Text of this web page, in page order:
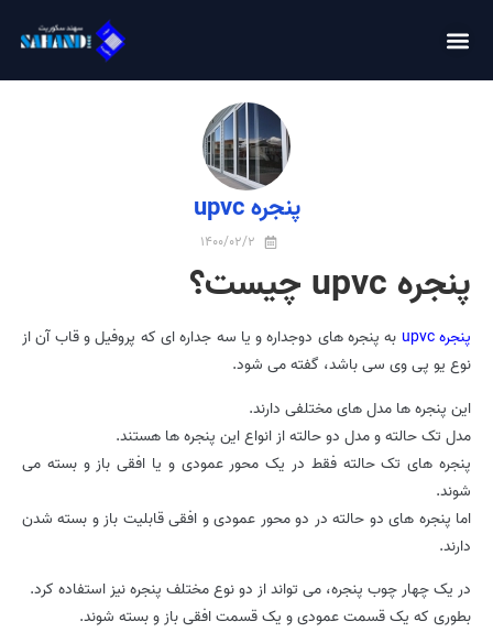
پنجره upvc
1400/02/2
پنجره upvc چیست؟
پنجره upvc
به پنجره های دوجداره و یا سه جداره ای که پروفیل و قاب آن از
نوع یو پی وی سی باشد، گفته می شود.
این پنجره ها مدل های مختلفی دارند.
مدل تک حالته و مدل دو حالته از انواع این پنجره ها هستند.
پنجره های تک حالته فقط در یک محور عمودی و یا افقی باز و بسته می
شوند.
اما پنجره های دو حالته در دو محور عمودی و افقی قابلیت باز و بسته شدن
دارند.
در یک چهار چوب پنجره، می تواند از دو نوع مختلف پنجره نیز استفاده کرد.
بطوری که یک قسمت عمودی و یک قسمت افقی باز و بسته شوند.